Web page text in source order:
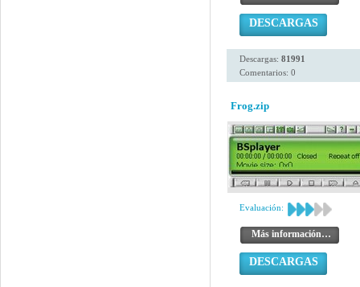
DESCARGAS
Descargas: 81991
Comentarios: 0
Frog.zip
Evaluación:
Más información…
DESCARGAS